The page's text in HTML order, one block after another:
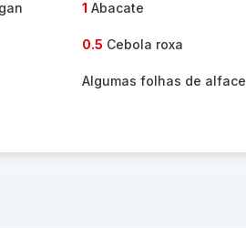
1 Abacate
0.5 Cebola roxa
Algumas folhas de alface